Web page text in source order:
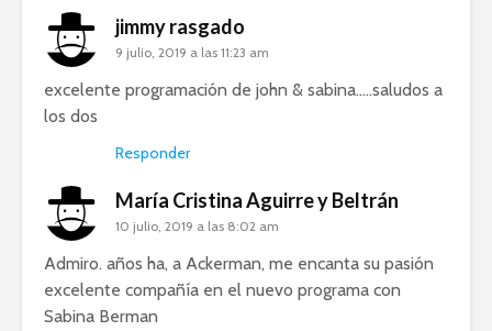
jimmy rasgado
9 julio, 2019 a las 11:23 am
excelente programación de john & sabina…..saludos a
los dos
Responder
María Cristina Aguirre y Beltrán
10 julio, 2019 a las 8:02 am
Admiro. años ha, a Ackerman, me encanta su pasión
excelente compañía en el nuevo programa con
Sabina Berman